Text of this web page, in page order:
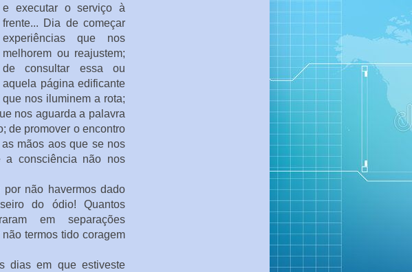
e executar o serviço à
frente... Dia de começar
experiências que nos
melhorem ou reajustem;
de consultar essa ou
aquela página edificante
que nos iluminem a rota;
nos aguarda a palavra
de promover o encontro
mãos aos que se nos
a consciência não nos
por não havermos dado
do ódio! Quantos
em separações
termos tido coragem
dias em que estiveste